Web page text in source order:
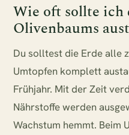
Wie oft sollte ich
Olivenbaums
Du solltest die Erde alle
Umtopfen komplett
Frühjahr. Mit der Zeit
Nährstoffe werden
Wachstum hemmt. Beim